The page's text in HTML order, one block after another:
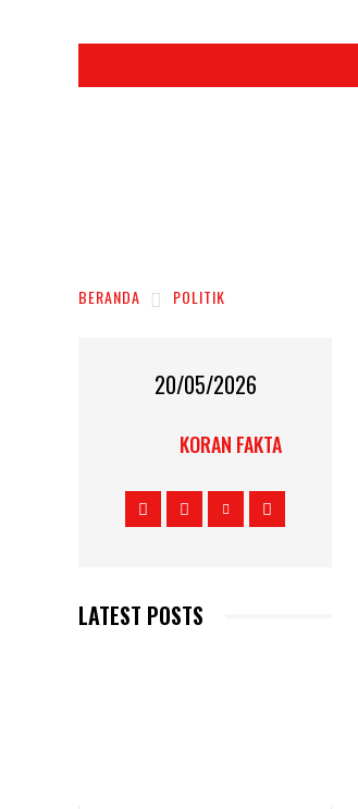
BERANDA POLITIK
20/05/2026
KORAN FAKTA
LATEST POSTS